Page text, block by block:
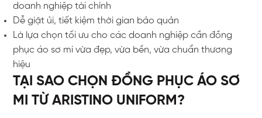
doanh nghiệp tài chính
Dễ giặt ủi, tiết kiệm thời gian bảo quản
Là lựa chọn tối ưu cho các doanh nghiệp cần đồng
phục áo sơ mi vừa đẹp, vừa bền, vừa chuẩn thương
hiệu
TẠI SAO CHỌN ĐỒNG PHỤC ÁO SƠ
MI TỪ ARISTINO UNIFORM?